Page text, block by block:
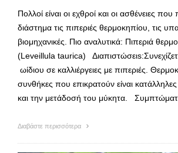
Πολλοί είναι οι εχθροί και οι ασθένειες
διάστημα τις πιπεριές θερμοκηπίου, τις
βιομηχανικές. Πιο αναλυτικά: Πιπεριά
(Leveillula taurica)
ωίδιου σε καλλιέργειες με πιπεριές.
συνθήκες που επικρατούν είναι
και την μετάδοσή του μύκητα.
Διαβάστε περισσότερα